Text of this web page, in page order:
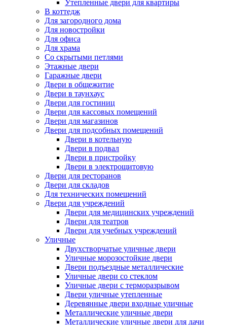
Утепленные двери для квартиры
В коттедж
Для загородного дома
Для новостройки
Для офиса
Для храма
Со скрытыми петлями
Этажные двери
Гаражные двери
Двери в общежитие
Двери в таунхаус
Двери для гостиниц
Двери для кассовых помещений
Двери для магазинов
Двери для подсобных помещений
Двери в котельную
Двери в подвал
Двери в пристройку
Двери в электрощитовую
Двери для ресторанов
Двери для складов
Для технических помещений
Двери для учреждений
Двери для медицинских учреждений
Двери для театров
Двери для учебных учреждений
Уличные
Двухстворчатые уличные двери
Уличные морозостойкие двери
Двери подъездные металлические
Уличные двери со стеклом
Уличные двери с терморазрывом
Двери уличные утепленные
Деревянные двери входные уличные
Металлические уличные двери
Металлические уличные двери для дачи